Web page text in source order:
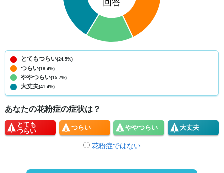
とてもつらい(24.5%)
つらい(18.4%)
ややつらい(15.7%)
大丈夫(41.4%)
あなたの花粉症の症状は？
とても
つらい
つらい ややつらい 大丈夫
花粉症ではない